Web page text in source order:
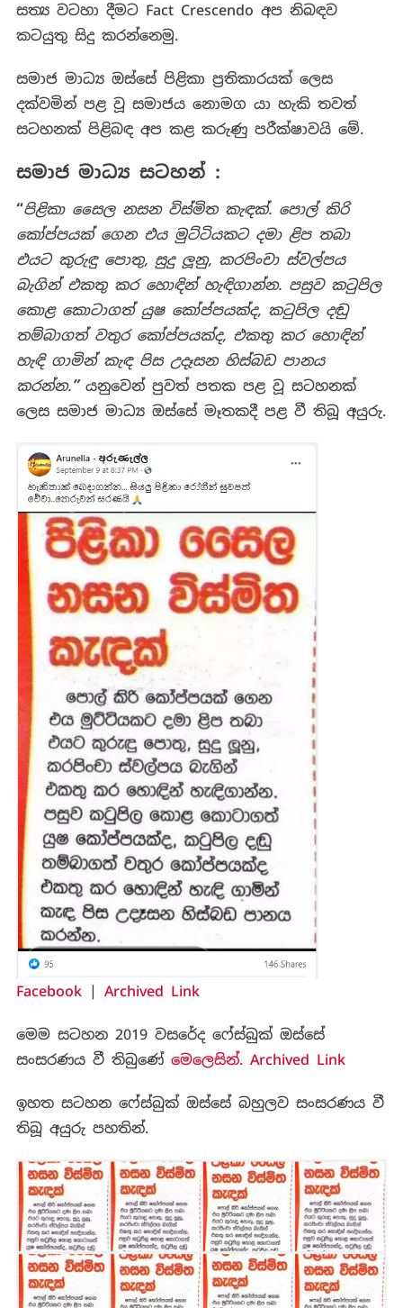
සත්‍ය වටහා දීමට Fact Crescendo අප නිබඳව
කටයුතු සිදු කරන්නෙමු.
සමාජ මාධ්‍ය ඔස්සේ පිළිකා ප්‍රතිකාරයක් ලෙස
දක්වමින් පළ වූ සමාජය නොමග යා හැකි තවත්
සටහනක් පිළිබඳ අප කළ කරුණු පරීක්ෂාවයි මේ.
සමාජ මාධ්‍ය සටහන් :
“පිළිකා සෛල නසන විස්මිත කැඳක්. පොල් කිරි
කෝප්පයක් ගෙන එය මුට්ටියකට දමා ළිප තබා
එයට කුරුඳු පොතු, සුදු ලූනු, කරපිංචා ස්වල්පය
බැගින් එකතු කර හොඳින් හැඳිගාන්න. පසුව කටුපිල
කොළ කොටාගත් යුෂ කෝප්පයක්ද, කටුපිල දඬු
තම්බාගත් වතුර කෝප්පයක්ද, එකතු කර හොඳින්
හැඳි ගාමින් කැඳ පිස උදෑසන හිස්බඩ පානය
කරන්න.” යනුවෙන් පුවත් පතක පළ වූ සටහනක්
ලෙස සමාජ මාධ්‍ය ඔස්සේ මෑතකදී පළ වී තිබූ අයුරු.
Facebook| Archived Link
මෙම සටහන 2019 වසරේද ෆේස්බුක් ඔස්සේ
සංසරණය වී තිබුණේ මෙලෙසින්. Archived Link
ඉහත සටහන ෆේස්බුක් ඔස්සේ බහුලව සංසරණය වී
තිබූ අයුරු පහතින්.